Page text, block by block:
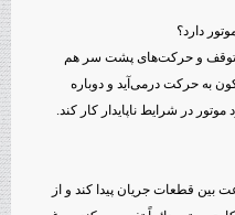
دارد؟
توقف و حرکت‌های پشت سر هم
به حرکت درمی‌آید و دوباره
در شرایط ناپایدار کار کند.
بین قطعات جریان پیدا کند و از